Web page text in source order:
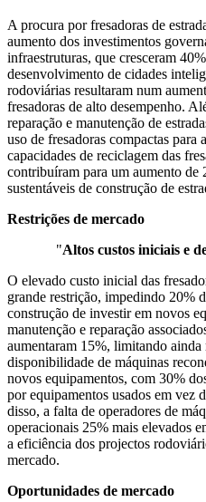
A procura por fresadoras de
aumento dos investimentos
infraestruturas, que cresceram
desenvolvimento de cidades
rodoviárias resultaram num
fresadoras de alto desempenho.
reparação e manutenção de
uso de fresadoras compactas para
capacidades de reciclagem das
contribuíram para um aumento de
sustentáveis ​​de construção de
Restrições de mercado
"Altos custos iniciais e
O elevado custo inicial das
grande restrição, impedindo 20%
construção de investir em novos
manutenção e reparação
aumentaram 15%, limitando ainda
disponibilidade de máquinas
novos equipamentos, com 30%
por equipamentos usados ​​em vez
disso, a falta de operadores de
operacionais 25% mais elevados
a eficiência dos projectos
mercado.
Oportunidades de mercado